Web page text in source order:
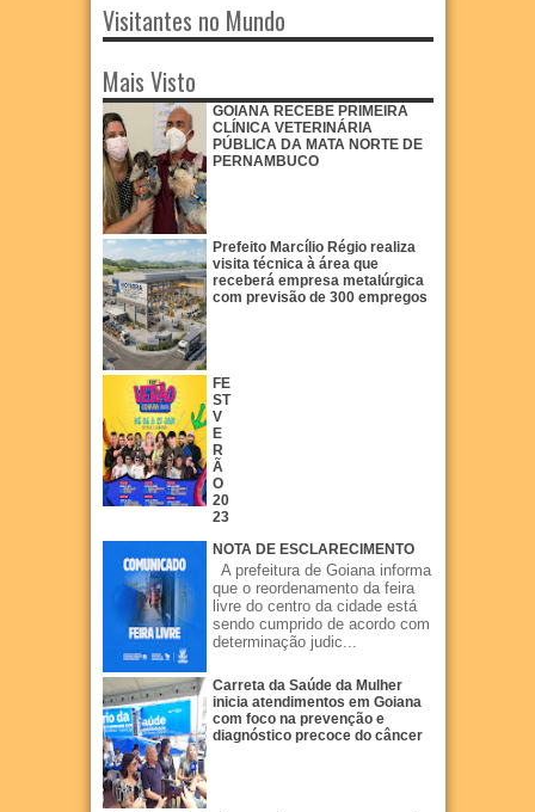
Visitantes no Mundo
Mais Visto
GOIANA RECEBE PRIMEIRA
CLÍNICA VETERINÁRIA
PÚBLICA DA MATA NORTE DE
PERNAMBUCO
Prefeito Marcílio Régio realiza
visita técnica à área que
receberá empresa metalúrgica
com previsão de 300 empregos
FE
ST
V
E
R
Ã
O
20
23
NOTA DE ESCLARECIMENTO
A prefeitura de Goiana informa
que o reordenamento da feira
livre do centro da cidade está
sendo cumprido de acordo com
determinação judic...
Carreta da Saúde da Mulher
inicia atendimentos em Goiana
com foco na prevenção e
diagnóstico precoce do câncer